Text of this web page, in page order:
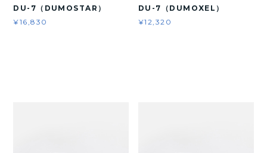
DU-7（DUMOSTAR）
¥16,830
DU-7（DUMOXEL）
¥12,320